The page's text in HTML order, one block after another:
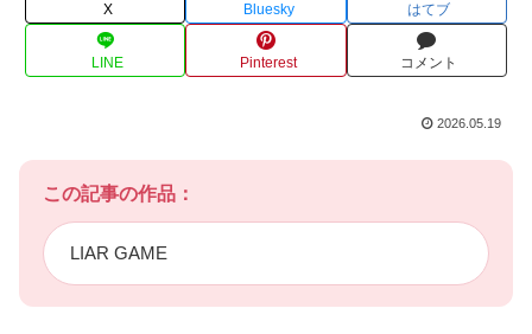
X Bluesky はてブ
LINE Pinterest コメント
2026.05.19
この記事の作品：
LIAR GAME